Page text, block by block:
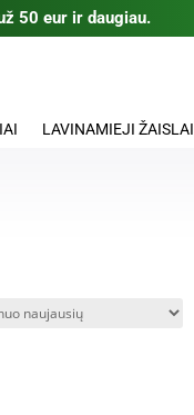
50 eur ir daugiau.
LAVINAMIEJI ŽAISLAI